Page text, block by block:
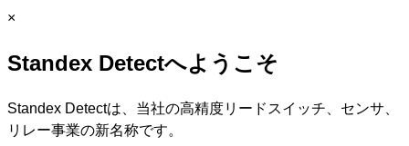
内
を
キ
ッ
C
o
e
×
Standex Detectへようこそ
Standex Detectは、当社の高精度リードスイッチ、センサ、
リレー事業の新名称です。